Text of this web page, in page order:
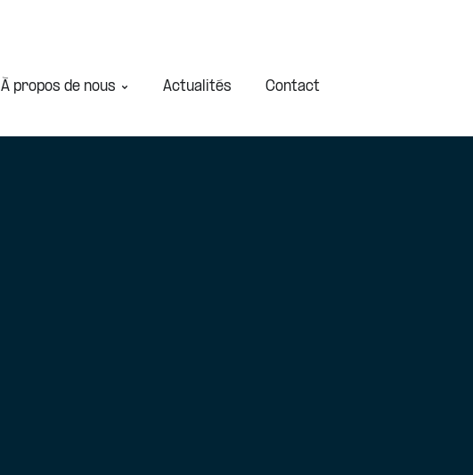
À propos de nous Actualités Contact